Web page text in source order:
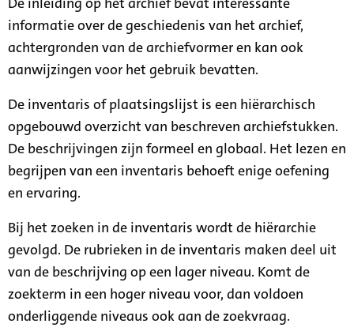
informatie over de geschiedenis van het archief,
achtergronden van de archiefvormer en kan ook
aanwijzingen voor het gebruik bevatten.
De inventaris of plaatsingslijst is een hiërarchisch
opgebouwd overzicht van beschreven archiefstukken.
De beschrijvingen zijn formeel en globaal. Het lezen en
begrijpen van een inventaris behoeft enige oefening
en ervaring.
Bij het zoeken in de inventaris wordt de hiërarchie
gevolgd. De rubrieken in de inventaris maken deel uit
van de beschrijving op een lager niveau. Komt de
zoekterm in een hoger niveau voor, dan voldoen
onderliggende niveaus ook aan de zoekvraag.